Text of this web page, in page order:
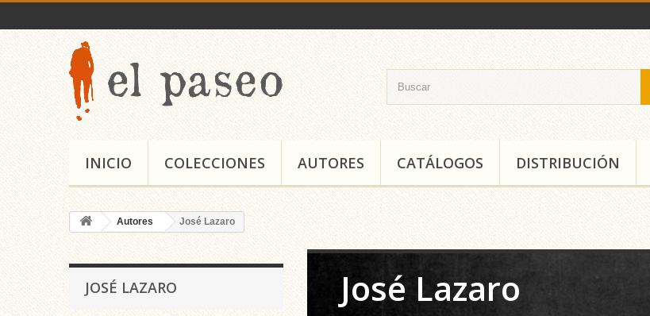
INICIO COLECCIONES AUTORES CATÁLOGOS DISTRIBUCIÓN
Autores José Lazaro
JOSÉ LAZARO José Lazaro